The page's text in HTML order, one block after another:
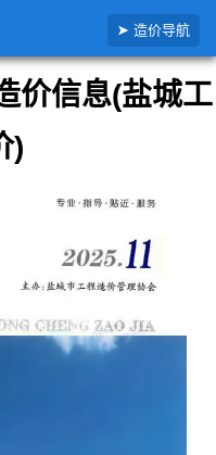
造价导航
价信息(盐城工
)